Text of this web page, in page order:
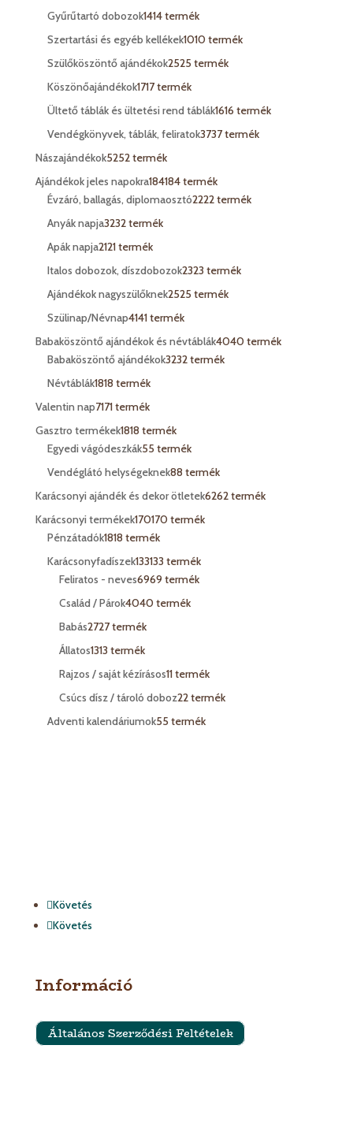
Gyűrűtartó dobozok1414 termék
Szertartási és egyéb kellékek1010 termék
Szülőköszöntő ajándékok2525 termék
Köszönőajándékok1717 termék
Ültető táblák és ültetési rend táblák1616 termék
Vendégkönyvek, táblák, feliratok3737 termék
Nászajándékok5252 termék
Ajándékok jeles napokra184184 termék
Évzáró, ballagás, diplomaosztó2222 termék
Anyák napja3232 termék
Apák napja2121 termék
Italos dobozok, díszdobozok2323 termék
Ajándékok nagyszülőknek2525 termék
Szülinap/Névnap4141 termék
Babaköszöntő ajándékok és névtáblák4040 termék
Babaköszöntő ajándékok3232 termék
Névtáblák1818 termék
Valentin nap7171 termék
Gasztro termékek1818 termék
Egyedi vágódeszkák55 termék
Vendéglátó helységeknek88 termék
Karácsonyi ajándék és dekor ötletek6262 termék
Karácsonyi termékek170170 termék
Pénzátadók1818 termék
Karácsonyfadíszek133133 termék
Feliratos - neves6969 termék
Család / Párok4040 termék
Babás2727 termék
Állatos1313 termék
Rajzos / saját kézírásos11 termék
Csúcs dísz / tároló doboz22 termék
Adventi kalendáriumok55 termék
Követés
Követés
Információ
Általános Szerződési Feltételek